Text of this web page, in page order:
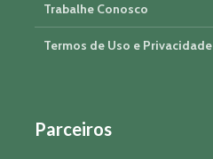
Trabalhe Conosco
Termos de Uso e Privacidade
Parceiros